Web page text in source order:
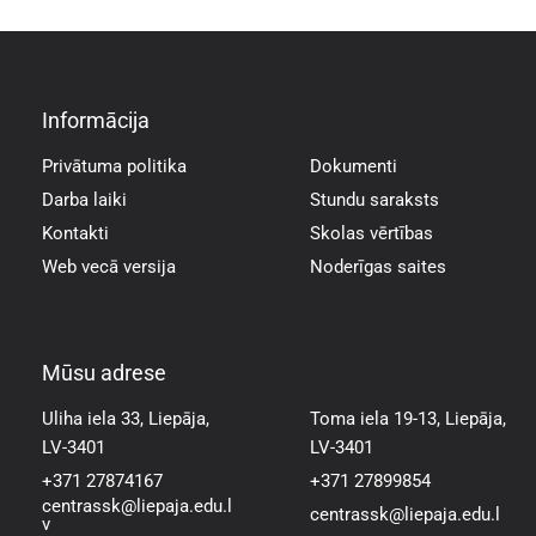
Informācija
Privātuma politika
Darba laiki
Kontakti
Web vecā versija
Dokumenti
Stundu saraksts
Skolas vērtības
Noderīgas saites
Mūsu adrese
Uliha iela 33, Liepāja,
LV-3401
+371 27874167
centrassk@liepaja.edu.l
v
Toma iela 19-13, Liepāja,
LV-3401
+371 27899854
centrassk@liepaja.edu.l